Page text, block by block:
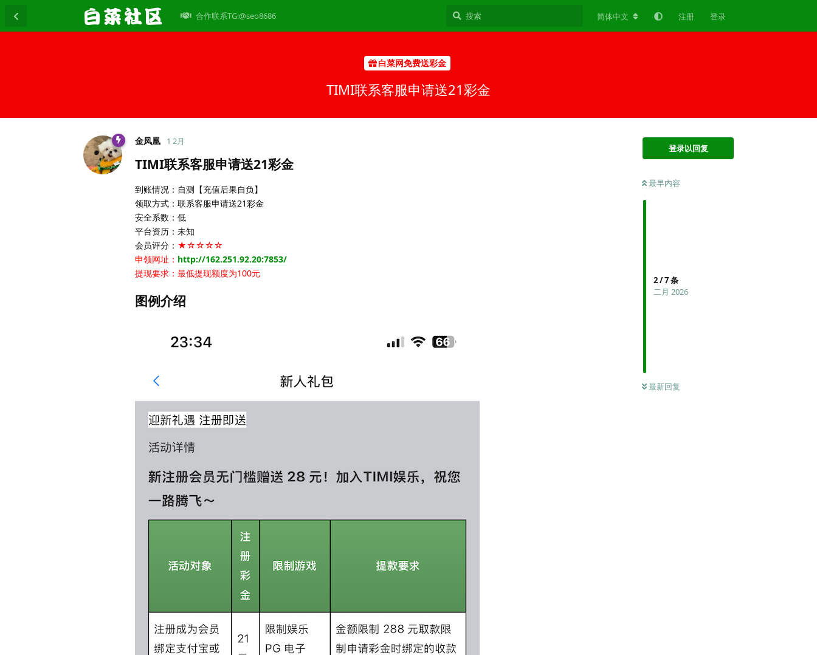
合作联系TG:@seo8686 简体中文 注册 登录
白菜网免费送彩金
TIMI联系客服申请送21彩金
登录以回复
最早内容
2/7条
二月 2026
最新回复
金凤凰 1 2月
TIMI联系客服申请送21彩金
到账情况：自测【充值后果自负】
领取方式：联系客服申请送21彩金
安全系数：低
平台资历：未知
会员评分： ★☆☆☆☆
申领网址： http://162.251.92.20:7853/
提现要求：最低提现额度为100元
图例介绍